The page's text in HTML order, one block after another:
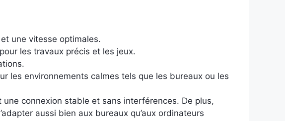
une vitesse optimales.
les travaux précis et les jeux.
les environnements calmes tels que les bureaux ou les
connexion stable et sans interférences. De plus,
aussi bien aux bureaux qu’aux ordinateurs